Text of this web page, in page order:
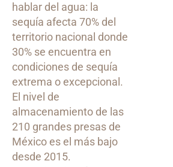
hablar del agua: la
sequía afecta 70% del
territorio nacional donde
30% se encuentra en
condiciones de sequía
extrema o excepcional.
El nivel de
almacenamiento de las
210 grandes presas de
México es el más bajo
desde 2015.